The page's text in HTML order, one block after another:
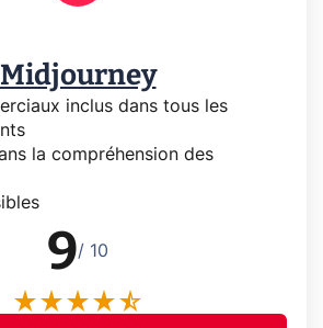
Midjourney
inclus dans tous les
la compréhension des
9/ 10